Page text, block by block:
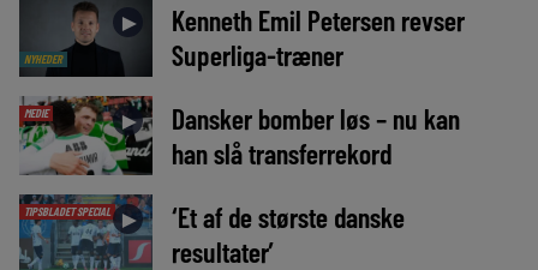
NYHEDER
►
Kenneth Emil Petersen revser
Superliga-træner
MEDIE ►
Dansker bomber løs – nu kan
han slå transferrekord
TIPSBLADET SPECIAL ►
‘Et af de største danske
resultater’